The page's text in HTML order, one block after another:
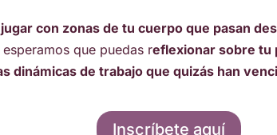
con zonas de tu cuerpo que pasan
que puedas reflexionar sobre tu
dinámicas de trabajo que quizás han
Inscríbete aquí